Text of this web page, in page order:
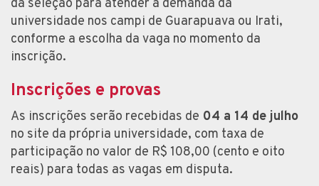
da seleção para atender a demanda da
universidade nos campi de Guarapuava ou Irati,
conforme a escolha da vaga no momento da
inscrição.
Inscrições e provas
As inscrições serão recebidas de 04 a 14 de julho
no site da própria universidade, com taxa de
participação no valor de R$ 108,00 (cento e oito
reais) para todas as vagas em disputa.